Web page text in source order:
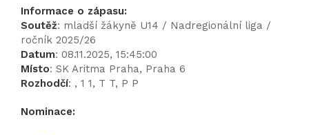
Informace o zápasu:
Soutěž: mladší žákyně U14 / Nadregionální liga /
ročník 2025/26
Datum: 08.11.2025, 15:45:00
Místo: SK Aritma Praha, Praha 6
Rozhodčí: , 1 1, T T, P P
Nominace: